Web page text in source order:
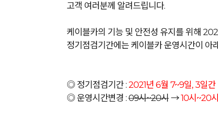
고객 여러분께 알려드립니다.
케이블카의 기능 및 안전성 유지를 위해
정기점검기간에는 케이블카 운영시간이
◎ 정기점검기간 :2021년 6월 7~9일, 3일간
◎ 운영시간변경 :09시~20시→10시~20